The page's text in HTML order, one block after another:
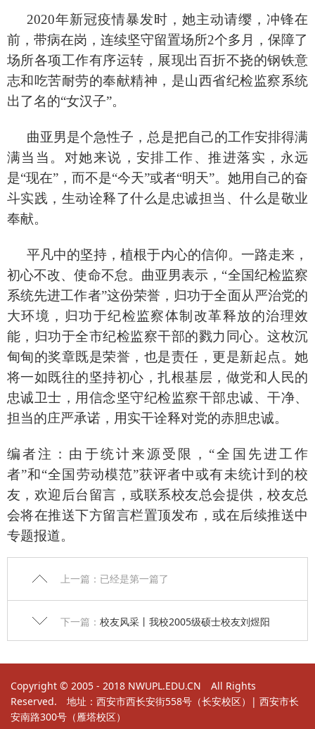
2020年新冠疫情暴发时，她主动请缨，冲锋在
前，带病在岗，连续坚守留置场所2个多月，保障了
场所各项工作有序运转，展现出百折不挠的钢铁意
志和吃苦耐劳的奉献精神，是山西省纪检监察系统
出了名的“女汉子”。
曲亚男是个急性子，总是把自己的工作安排得满
满当当。对她来说，安排工作、推进落实，永远
是“现在”，而不是“今天”或者“明天”。她用自己的奋
斗实践，生动诠释了什么是忠诚担当、什么是敬业
奉献。
平凡中的坚持，植根于内心的信仰。一路走来，
初心不改、使命不怠。曲亚男表示， “全国纪检监察
系统先进工作者”这份荣誉，归功于全面从严治党的
大环境，归功于纪检监察体制改革释放的治理效
能，归功于全市纪检监察干部的戮力同心。这枚沉
甸甸的奖章既是荣誉，也是责任，更是新起点。她
将一如既往的坚持初心，扎根基层，做党和人民的
忠诚卫士，用信念坚守纪检监察干部忠诚、干净、
担当的庄严承诺，用实干诠释对党的赤胆忠诚。
编者注：由于统计来源受限， “全国先进工作
者”和“全国劳动模范”获评者中或有未统计到的校
友，欢迎后台留言，或联系校友总会提供，校友总
会将在推送下方留言栏置顶发布，或在后续推送中
专题报道。
上一篇：已经是第一篇了
下一篇： 校友风采丨我校2005级硕士校友刘煜阳
Copyright © 2005 - 2018 NWUPL.EDU.CN All Rights
Reserved. 地址：西安市西长安街558号（长安校区）| 西安市长
安南路300号（雁塔校区）